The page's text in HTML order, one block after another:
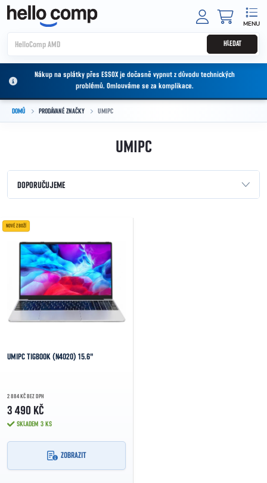
Přejít na obsah
HLEDAT
Nákup na splátky přes ESSOX je dočasně vypnut z důvodu technických
problémů. Omlouváme se za komplikace.
DOMŮ PRODÁVANÉ ZNAČKY UMIPC
UMIPC
Řazení produktů
DOPORUČUJEME
NEJDRAŽŠÍ
NEJPRODÁVANĚJŠÍ
ABECEDNĚ
Výpis produktů
NOVÉ ZBOŽÍ
UMIPC TIGBOOK (N4020) 15.6"
2 884 KČ BEZ DPH
3 490 KČ
SKLADEM 3 KS
ZOBRAZIT